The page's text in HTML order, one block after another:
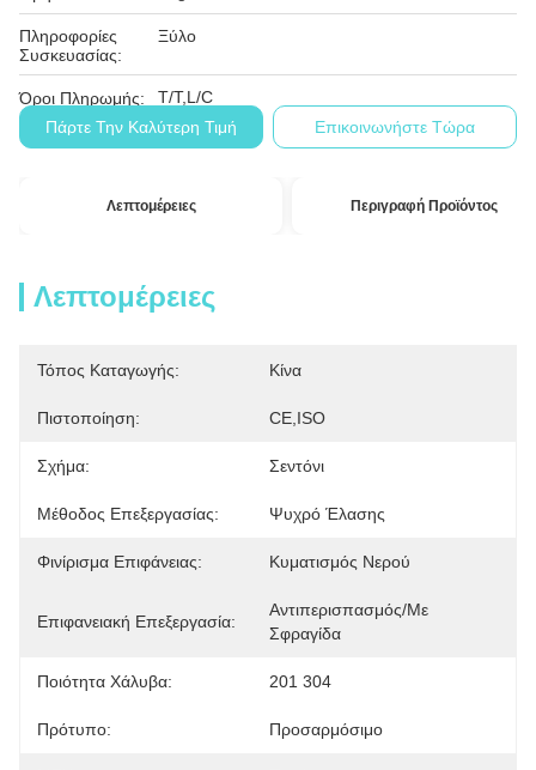
Πληροφορίες
Συσκευασίας:
Ξύλο
Όροι Πληρωμής:
T/T,L/C
Πάρτε Την Καλύτερη Τιμή
Επικοινωνήστε Τώρα
Λεπτομέρειες Περιγραφή Προϊόντος
Λεπτομέρειες
Τόπος Καταγωγής: Κίνα
Πιστοποίηση: CE,ISO
Σχήμα: Σεντόνι
Μέθοδος Επεξεργασίας: Ψυχρό Έλασης
Φινίρισμα Επιφάνειας: Κυματισμός Νερού
Επιφανειακή Επεξεργασία:
Αντιπερισπασμός/Με
Σφραγίδα
Ποιότητα Χάλυβα: 201 304
Πρότυπο: Προσαρμόσιμο